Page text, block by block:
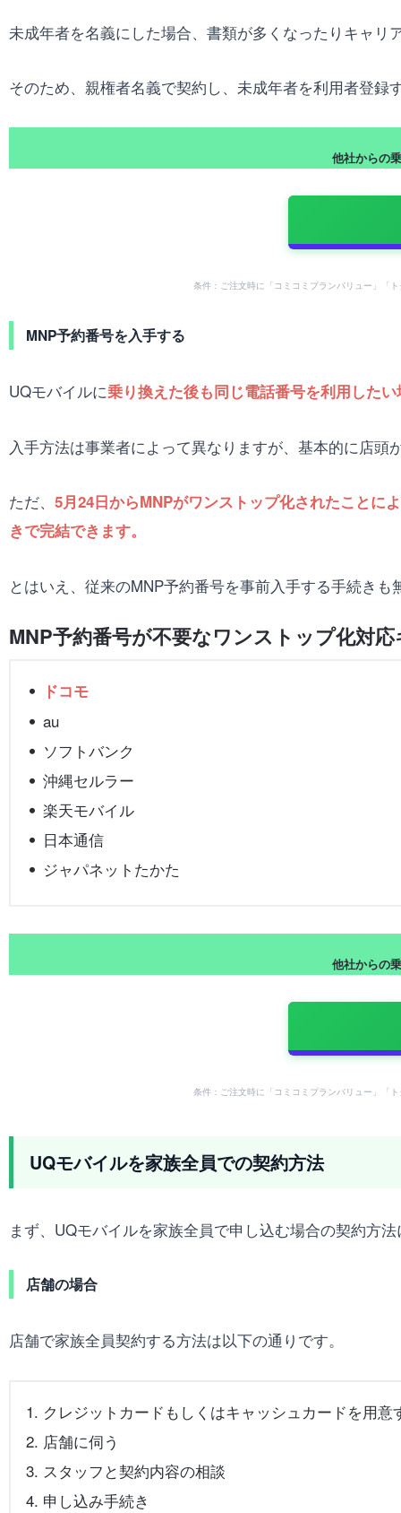
未成年者を名義にした場合、書類が多くなったりキャ
そのため、親権者名義で契約し、未成年者を利用者登
他社からの
条件：ご注文時に「コミコミプランバリュー」「
MNP予約番号を入手する
UQモバイルに乗り換えた後も同じ電話番号を利用した
入手方法は事業者によって異なりますが、基本的に店頭
ただ、 5月24日からMNPがワンストップ化されたことに
きで完結できます。
とはいえ、従来のMNP予約番号を事前入手する手続き
MNP予約番号が不要なワンストップ化対
ドコモ
au
ソフトバンク
沖縄セルラー
楽天モバイル
日本通信
ジャパネットたかた
他社からの
条件：ご注文時に「コミコミプランバリュー」「
UQモバイルを家族全員での契約方法
まず、UQモバイルを家族全員で申し込む場合の契約方
店舗の場合
店舗で家族全員契約する方法は以下の通りです。
クレジットカードもしくはキャッシュカードを用意
店舗に伺う
スタッフと契約内容の相談
申し込み手続き